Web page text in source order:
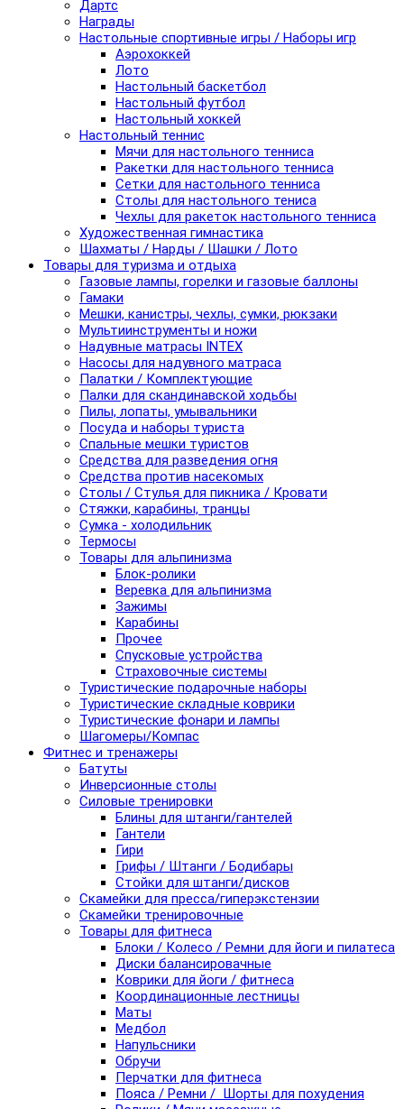
Дартс
Награды
Настольные спортивные игры / Наборы игр
Аэрохоккей
Лото
Настольный баскетбол
Настольный футбол
Настольный хоккей
Настольный теннис
Мячи для настольного тенниса
Ракетки для настольного тенниса
Сетки для настольного тенниса
Столы для настольного тениса
Чехлы для ракеток настольного тенниса
Художественная гимнастика
Шахматы / Нарды / Шашки / Лото
Товары для туризма и отдыха
Газовые лампы, горелки и газовые баллоны
Гамаки
Мешки, канистры, чехлы, сумки, рюкзаки
Мультиинструменты и ножи
Надувные матрасы INTEX
Насосы для надувного матраса
Палатки / Комплектующие
Палки для скандинавской ходьбы
Пилы, лопаты, умывальники
Посуда и наборы туриста
Спальные мешки туристов
Средства для разведения огня
Средства против насекомых
Столы / Стулья для пикника / Кровати
Стяжки, карабины, транцы
Сумка - холодильник
Термосы
Товары для альпинизма
Блок-ролики
Веревка для альпинизма
Зажимы
Карабины
Прочее
Спусковые устройства
Страховочные системы
Туристические подарочные наборы
Туристические складные коврики
Туристические фонари и лампы
Шагомеры/Компас
Фитнес и тренажеры
Батуты
Инверсионные столы
Силовые тренировки
Блины для штанги/гантелей
Гантели
Гири
Грифы / Штанги / Бодибары
Стойки для штанги/дисков
Скамейки для пресса/гиперэкстензии
Скамейки тренировочные
Товары для фитнеса
Блоки / Колесо / Ремни для йоги и пилатеса
Диски балансировачные
Коврики для йоги / фитнеса
Координационные лестницы
Маты
Медбол
Напульсники
Обручи
Перчатки для фитнеса
Пояса / Ремни / Шорты для похудения